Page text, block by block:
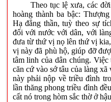
Theo tục lệ xưa, các đời
hoàng thành ba bậc:
Hạ đẳng thần, tuỳ theo sự
đối với nước với dân, với
đưa từ thứ vị nọ lên thứ vị
vị này đã phù hộ, giúp đỡ
tâm linh của dân chúng.
căn cứ vào sớ tâu của làng
này phải nộp về triều đình
lần thăng phong triều đình
cất nó trong hòm sắc thờ ở